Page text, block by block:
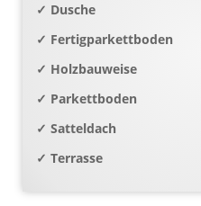
✓ Dusche
✓ Fertigparkettboden
✓ Holzbauweise
✓ Parkettboden
✓ Satteldach
✓ Terrasse